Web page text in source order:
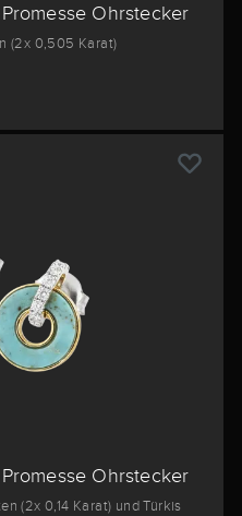
Ohrstecker
(2x 0,505 Karat)
Ohrstecker
(2x 0,14 Karat) und Türkis